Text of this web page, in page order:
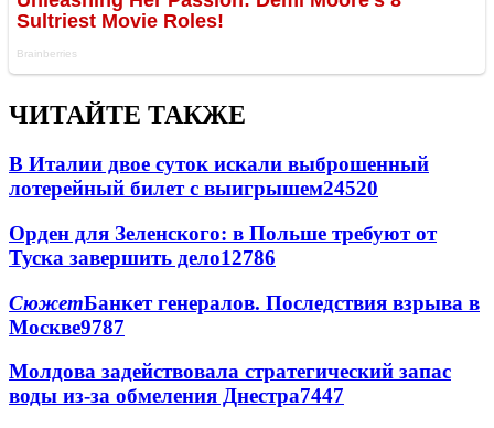
ЧИТАЙТЕ ТАКЖЕ
В Италии двое суток искали выброшенный
лотерейный билет с выигрышем24520
Орден для Зеленского: в Польше требуют от
Туска завершить дело12786
СюжетБанкет генералов. Последствия взрыва в
Москве9787
Молдова задействовала стратегический запас
воды из-за обмеления Днестра7447